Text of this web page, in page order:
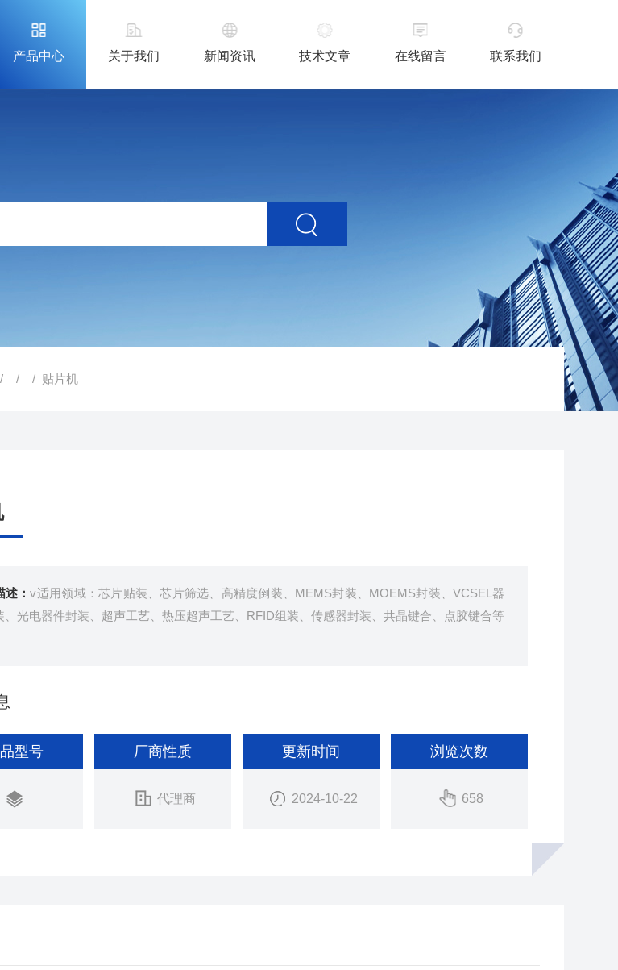
产品中心 关于我们 新闻资讯 技术文章 在线留言 联系我们
/ / / 贴片机
述：v适用领域：芯片贴装、芯片筛选、高精度倒装、MEMS封装、MOEMS封装、VCSEL器
、光电器件封装、超声工艺、热压超声工艺、RFID组装、传感器封装、共晶键合、点胶键合等
型号 厂商性质
代理商
更新时间
2024-10-22
浏览次数
658